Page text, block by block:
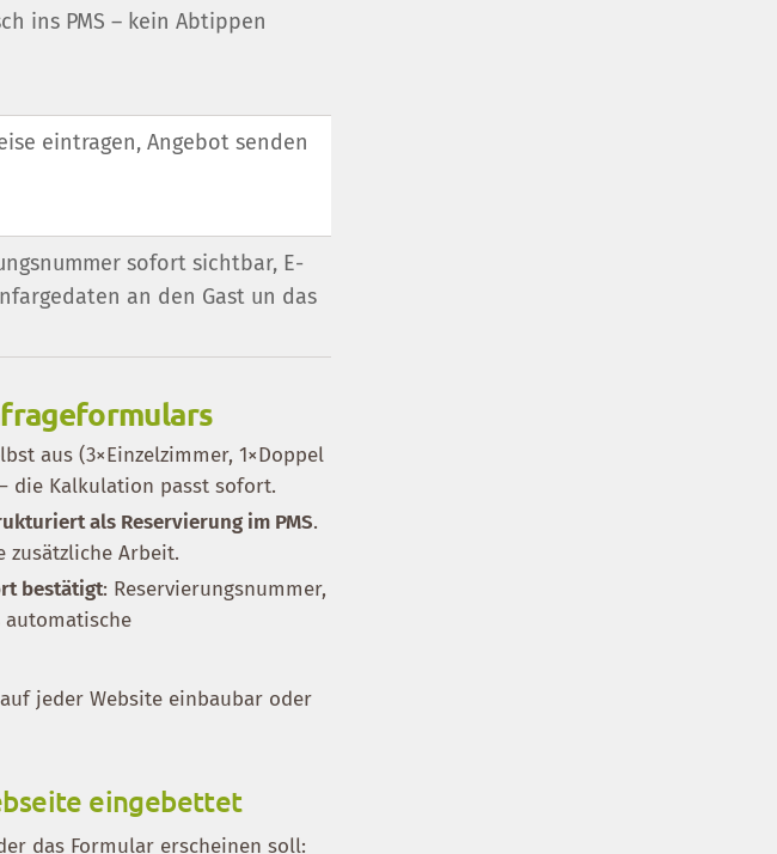
ins PMS – kein Abtippen
eintragen, Angebot senden
sofort sichtbar, E-
an den Gast un das
aus (3×Einzelzimmer, 1×Doppel
die Kalkulation passt sofort.
als Reservierung im PMS.
zusätzliche Arbeit.
bestätigt: Reservierungsnummer,
jeder Website einbaubar oder
eingebettet
das Formular erscheinen soll: